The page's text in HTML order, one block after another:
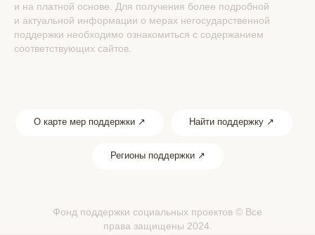
и на платной основе. Для получения более подробной
и актуальной информации о мерах негосударственной
поддержки необходимо ознакомиться с содержанием
соответствующих сайтов.
О карте мер поддержки ↗ Найти поддержку ↗
Регионы поддержки ↗
Фонд поддержки социальных проектов © Все
права защищены 2024.